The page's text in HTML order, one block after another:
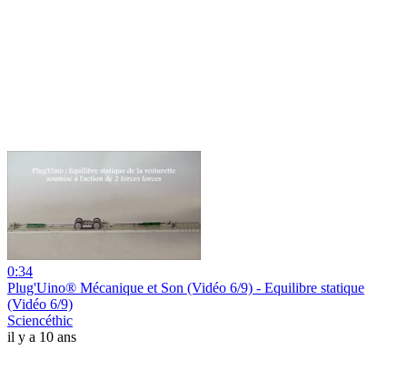
0:34
Plug'Uino® Mécanique et Son (Vidéo 6/9) - Equilibre statique
(Vidéo 6/9)
Sciencéthic
il y a 10 ans